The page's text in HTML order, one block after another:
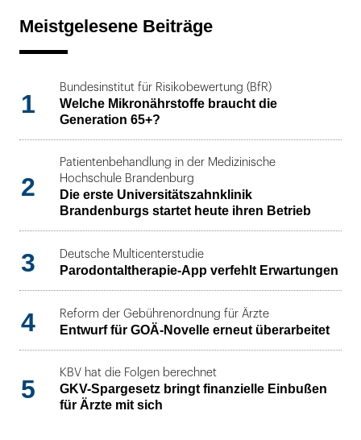
Meistgelesene Beiträge
1
Bundesinstitut für Risikobewertung (BfR)
Welche Mikronährstoffe braucht die
Generation 65+?
2
Patientenbehandlung in der Medizinische
Hochschule Brandenburg
Die erste Universitätszahnklinik
Brandenburgs startet heute ihren Betrieb
3 Deutsche Multicenterstudie
Parodontaltherapie-App verfehlt Erwartungen
4 Reform der Gebührenordnung für Ärzte
Entwurf für GOÄ-Novelle erneut überarbeitet
5
KBV hat die Folgen berechnet
GKV-Spargesetz bringt finanzielle Einbußen
für Ärzte mit sich